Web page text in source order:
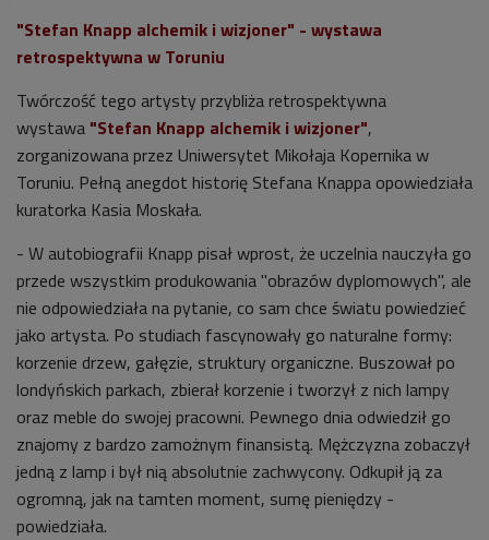
"Stefan Knapp alchemik i wizjoner" - wystawa
retrospektywna w Toruniu
Twórczość tego artysty przybliża retrospektywna
wystawa "Stefan Knapp alchemik i wizjoner",
zorganizowana przez Uniwersytet Mikołaja Kopernika w
Toruniu. Pełną anegdot historię Stefana Knappa opowiedziała
kuratorka Kasia Moskała.
- W autobiografii Knapp pisał wprost, że uczelnia nauczyła go
przede wszystkim produkowania "obrazów dyplomowych", ale
nie odpowiedziała na pytanie, co sam chce światu powiedzieć
jako artysta. Po studiach fascynowały go naturalne formy:
korzenie drzew, gałęzie, struktury organiczne. Buszował po
londyńskich parkach, zbierał korzenie i tworzył z nich lampy
oraz meble do swojej pracowni. Pewnego dnia odwiedził go
znajomy z bardzo zamożnym finansistą. Mężczyzna zobaczył
jedną z lamp i był nią absolutnie zachwycony. Odkupił ją za
ogromną, jak na tamten moment, sumę pieniędzy -
powiedziała.